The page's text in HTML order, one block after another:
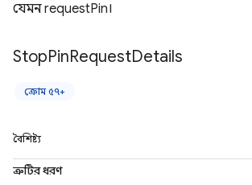
যেমন requestPin।
StopPinRequestDetails
ক্রোম ৫৭+
বৈশিষ্ট্য
ত্রুটির ধরণ